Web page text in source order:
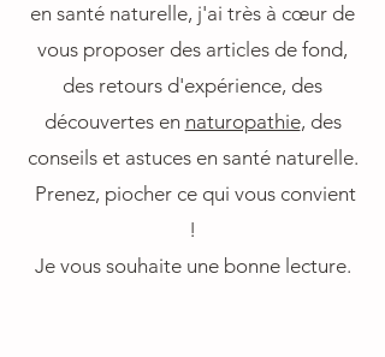
en santé naturelle, j'ai très à cœur de
vous proposer des articles de fond,
des retours d'expérience, des
découvertes en naturopathie, des
conseils et astuces en santé naturelle.
Prenez, piocher ce qui vous convient
!
Je vous souhaite une bonne lecture.